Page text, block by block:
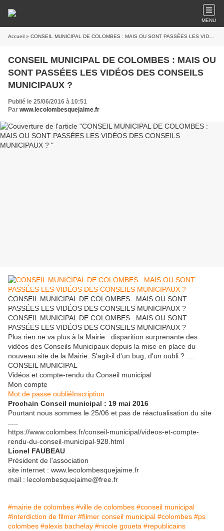
MENU
Accueil » CONSEIL MUNICIPAL DE COLOMBES : MAIS OU SONT PASSÉES LES VIDÉOS DES CONSEILS MUNICIPAUX ?
CONSEIL MUNICIPAL DE COLOMBES : MAIS OU
SONT PASSÉES LES VIDÉOS DES CONSEILS
MUNICIPAUX ?
Publié le 25/06/2016 à 10:51
Par www.lecolombesquejaime.fr
CONSEIL MUNICIPAL DE COLOMBES : MAIS OU SONT
PASSÉES LES VIDÉOS DES CONSEILS MUNICIPAUX ?
CONSEIL MUNICIPAL DE COLOMBES : MAIS OU SONT
PASSÉES LES VIDÉOS DES CONSEILS MUNICIPAUX ?
Plus rien ne va plus à la Mairie : disparition surprenante des
vidéos des Conseils Municipaux depuis la mise en place du
nouveau site de la Mairie. S'agit-il d'un bug, d'un oubli ? ....
CONSEIL MUNICIPAL
Vidéos et compte-rendu du Conseil municipal
Mon compte
Mot de passe oubliéInscription
Prochain Conseil municipal : 19 mai 2016
Pourtant nous sommes le 25/06 et pas de réactualisation du site
https://www.colombes.fr/conseil-municipal/videos-et-compte-
rendu-du-conseil-municipal-928.html
Lionel FAUBEAU
Président de l'association
site internet : www.lecolombesquejaime.fr
mail : lecolombesquejaime@free.fr
#mairie de colombes #ville de colombes #conseil municipal
#interdiction de filmer #filmer conseil municipal #colombes #ps
colombes #alexis bachelay #nicole goueta #republicains